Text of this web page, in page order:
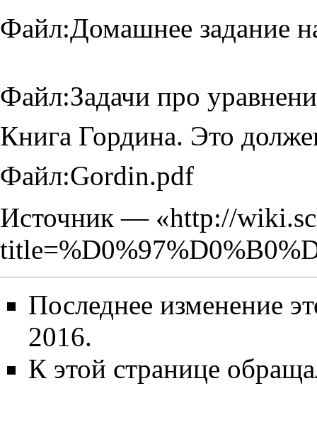
Файл:Домашнее задание
Файл:Задачи про
Книга Гордина. Это
Файл:Gordin.pdf
Источник — «http://
Последнее изменение
2016.
К этой странице